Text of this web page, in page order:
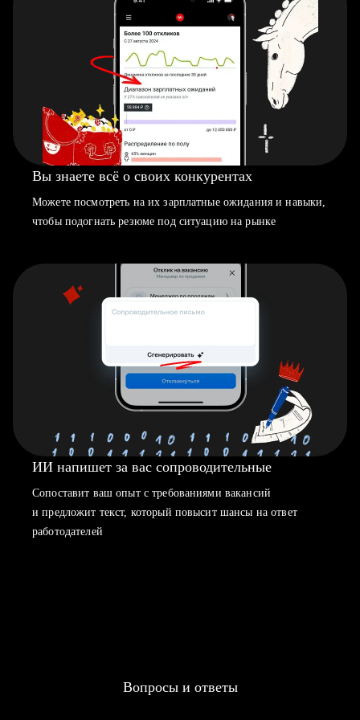
Вы знаете всё о своих конкурентах
Можете посмотреть на их зарплатные ожидания и навыки,
чтобы подогнать резюме под ситуацию на рынке
ИИ напишет за вас сопроводительные
Сопоставит ваш опыт с требованиями вакансий
и предложит текст, который повысит шансы на ответ
работодателей
Вопросы и ответы